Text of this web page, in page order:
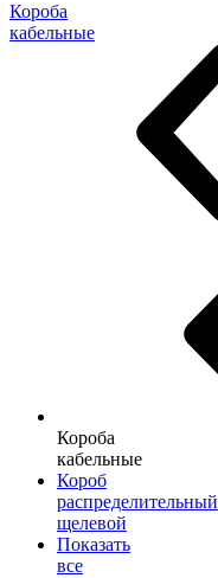
Короба
кабельные
Короба
кабельные
Короб
распределительный
щелевой
Показать
все